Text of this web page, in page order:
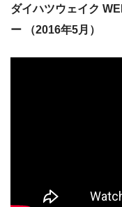
ダイハツウェイク
ー （2016年5月）